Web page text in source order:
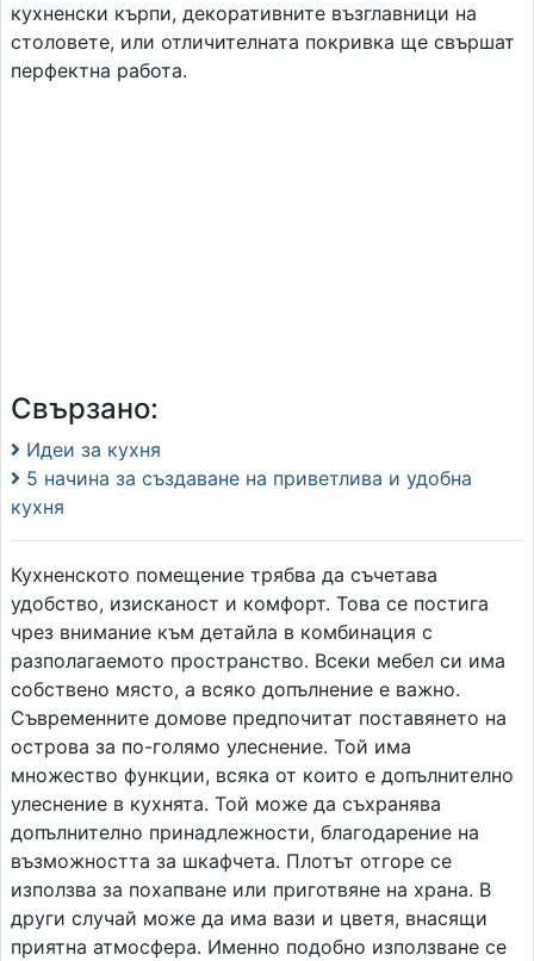
кухненски кърпи, декоративните възглавници на
столовете, или отличителната покривка ще свършат
перфектна работа.
Свързано:
Идеи за кухня
5 начина за създаване на приветлива и удобна
кухня
Кухненското помещение трябва да съчетава
удобство, изисканост и комфорт. Това се постига
чрез внимание към детайла в комбинация с
разполагаемото пространство. Всеки мебел си има
собствено място, а всяко допълнение е важно.
Съвременните домове предпочитат поставянето на
острова за по-голямо улеснение. Той има
множество функции, всяка от които е допълнително
улеснение в кухнята. Той може да съхранява
допълнително принадлежности, благодарение на
възможността за шкафчета. Плотът отгоре се
използва за похапване или приготвяне на храна. В
други случай може да има вази и цветя, внасящи
приятна атмосфера. Именно подобно използване се